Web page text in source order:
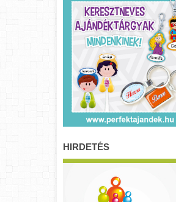
HIRDETÉS